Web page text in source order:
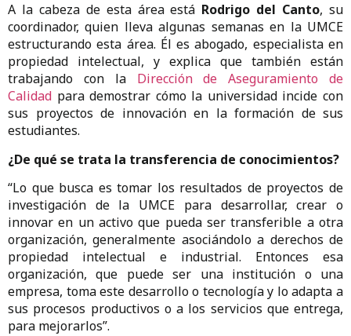
A la cabeza de esta área está Rodrigo del Canto, su
coordinador, quien lleva algunas semanas en la UMCE
estructurando esta área. Él es abogado, especialista en
propiedad intelectual, y explica que también están
trabajando con la Dirección de Aseguramiento de
Calidad para demostrar cómo la universidad incide con
sus proyectos de innovación en la formación de sus
estudiantes.
¿De qué se trata la transferencia de conocimientos?
“Lo que busca es tomar los resultados de proyectos de
investigación de la UMCE para desarrollar, crear o
innovar en un activo que pueda ser transferible a otra
organización, generalmente asociándolo a derechos de
propiedad intelectual e industrial. Entonces esa
organización, que puede ser una institución o una
empresa, toma este desarrollo o tecnología y lo adapta a
sus procesos productivos o a los servicios que entrega,
para mejorarlos”.